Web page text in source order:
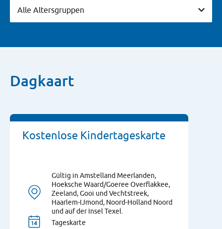
Alle Altersgruppen
Dagkaart
Kostenlose Kindertageskarte
Gültig in Amstelland Meerlanden,
Hoeksche Waard/Goeree Overflakkee,
Zeeland, Gooi und Vechtstreek,
Haarlem-IJmond, Noord-Holland Noord
und auf der Insel Texel.
Tageskarte